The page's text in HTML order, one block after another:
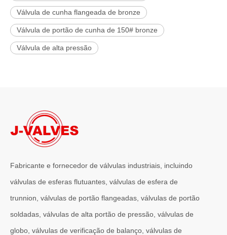
Válvula de cunha flangeada de bronze
Válvula de portão de cunha de 150# bronze
Válvula de alta pressão
Fabricante e fornecedor de válvulas industriais, incluindo
válvulas de esferas flutuantes, válvulas de esfera de
trunnion, válvulas de portão flangeadas, válvulas de portão
soldadas, válvulas de alta portão de pressão, válvulas de
globo, válvulas de verificação de balanço, válvulas de